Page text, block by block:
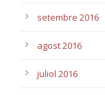
setembre 2016
agost 2016
juliol 2016